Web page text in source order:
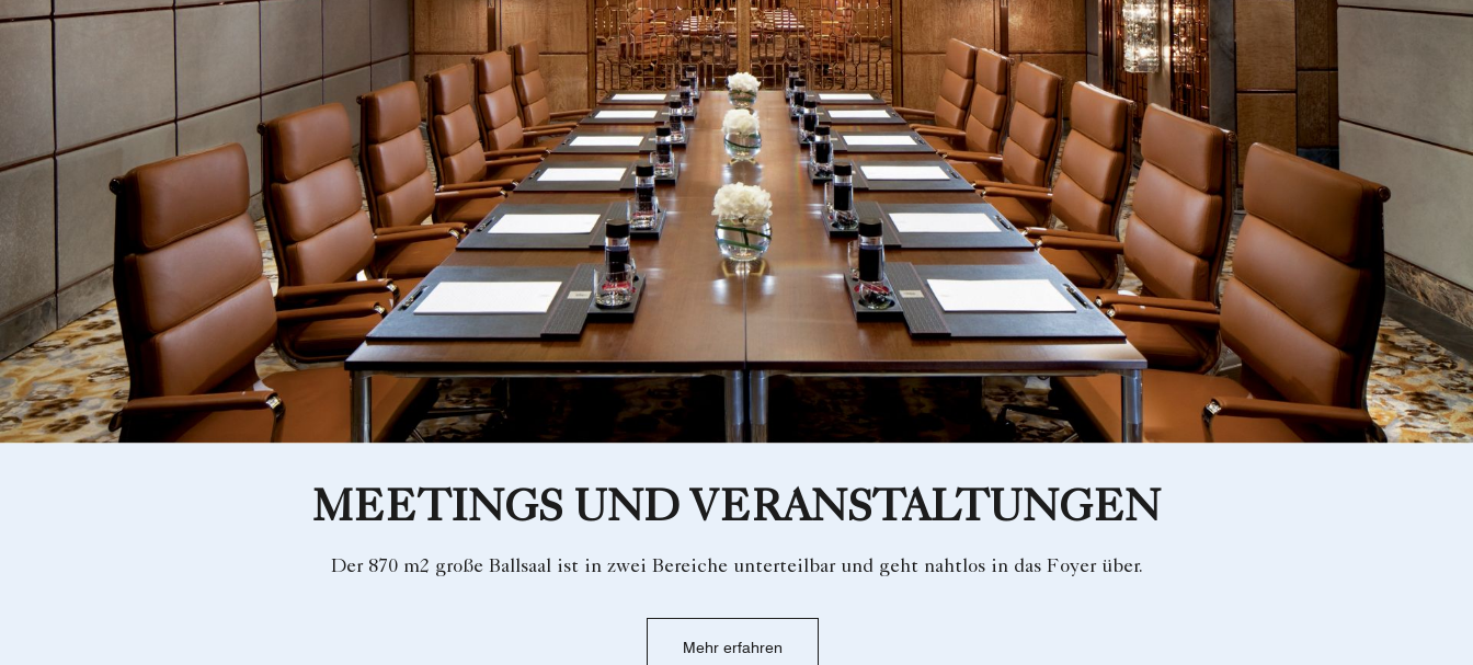
MEETINGS UND VERANSTALTUNGEN
Der 870 m2 große Ballsaal ist in zwei Bereiche unterteilbar und geht nahtlos in das Foyer über.
Mehr erfahren